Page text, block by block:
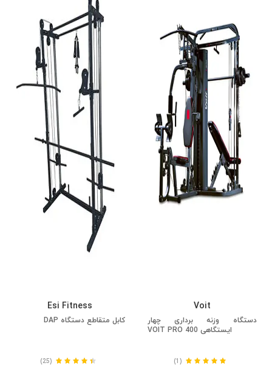
Voit
دستگاه وزنه برداری چهار
ایستگاهی VOIT PRO 400
(1)
Esi Fitness
کابل متقاطع دستگاه DAP
(25)